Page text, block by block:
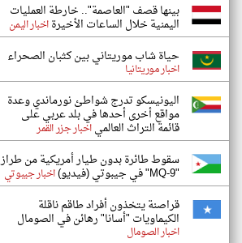
بينها قصف "العاصمة".. خارطة العمليات
اليمنية خلال الساعات الأخيرةاخبار اليمن
حياة شاب موريتاني بين كثبان الصحراء
اخبار موريتانيا
اليونيسكو تدرج شواطئ نورماندي وعدة
مواقع أخرى أحدها في بلد عربي على
قائمة التراث العالمياخبار جزر القمر
سقوط طائرة بدون طيار أمريكية من طراز
"MQ-9" في جيبوتي (فيديو) اخبار جيبوتي
قراصنة يتخذون أفراد طاقم ناقلة
الكيماويات "أسانا" رهائن في الصومال
اخبار الصومال